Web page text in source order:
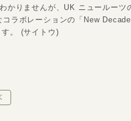
かりませんが、UK ニュールーツ
ラボレーションの「New
す。 (サイトウ)